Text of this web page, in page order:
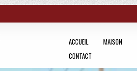
ACCUEIL MAISON
CONTACT